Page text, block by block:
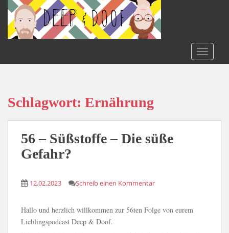
o
Schlagwort: Ernährung
56 – Süßstoffe – Die süße
Gefahr?
12.02.2023 Schreib einen Kommentar
Hallo und herzlich willkommen zur 56ten Folge von eurem
Lieblingspodcast Deep & Doof.